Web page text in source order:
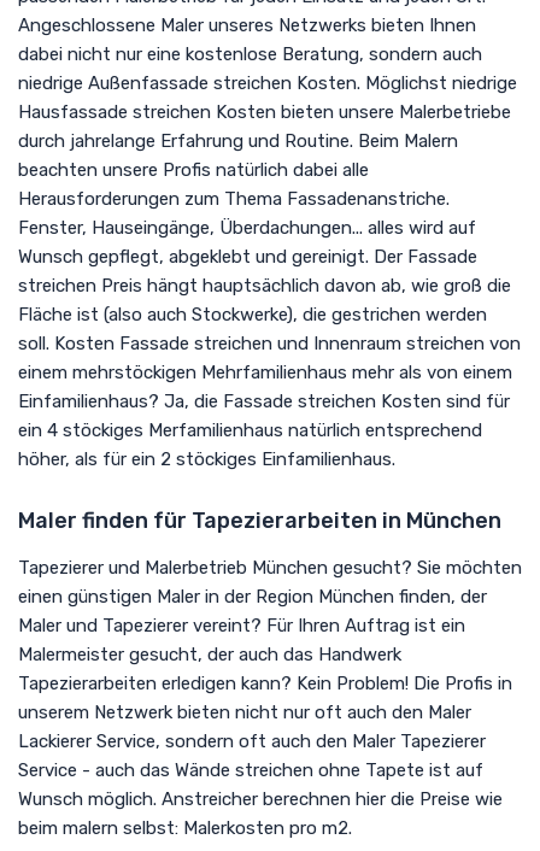
Angeschlossene Maler unseres Netzwerks bieten Ihnen
dabei nicht nur eine kostenlose Beratung, sondern auch
niedrige Außenfassade streichen Kosten. Möglichst niedrige
Hausfassade streichen Kosten bieten unsere Malerbetriebe
durch jahrelange Erfahrung und Routine. Beim Malern
beachten unsere Profis natürlich dabei alle
Herausforderungen zum Thema Fassadenanstriche.
Fenster, Hauseingänge, Überdachungen... alles wird auf
Wunsch gepflegt, abgeklebt und gereinigt. Der Fassade
streichen Preis hängt hauptsächlich davon ab, wie groß die
Fläche ist (also auch Stockwerke), die gestrichen werden
soll. Kosten Fassade streichen und Innenraum streichen von
einem mehrstöckigen Mehrfamilienhaus mehr als von einem
Einfamilienhaus? Ja, die Fassade streichen Kosten sind für
ein 4 stöckiges Merfamilienhaus natürlich entsprechend
höher, als für ein 2 stöckiges Einfamilienhaus.
Maler finden für Tapezierarbeiten in München
Tapezierer und Malerbetrieb München gesucht? Sie möchten
einen günstigen Maler in der Region München finden, der
Maler und Tapezierer vereint? Für Ihren Auftrag ist ein
Malermeister gesucht, der auch das Handwerk
Tapezierarbeiten erledigen kann? Kein Problem! Die Profis in
unserem Netzwerk bieten nicht nur oft auch den Maler
Lackierer Service, sondern oft auch den Maler Tapezierer
Service - auch das Wände streichen ohne Tapete ist auf
Wunsch möglich. Anstreicher berechnen hier die Preise wie
beim malern selbst: Malerkosten pro m2.